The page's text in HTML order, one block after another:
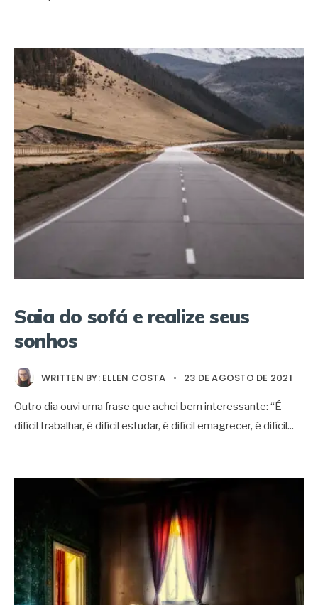
Saia do sofá e realize seus
sonhos
WRITTEN BY: ELLEN COSTA • 23 DE AGOSTO DE 2021
Outro dia ouvi uma frase que achei bem interessante: “É
difícil trabalhar, é difícil estudar, é difícil emagrecer, é difícil...